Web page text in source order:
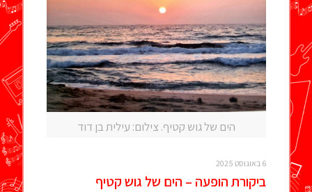
הים של גוש קטיף. צילום: עילית בן דוד
6 באוגוסט 2025
ביקורת הופעה – הים של גוש קטיף